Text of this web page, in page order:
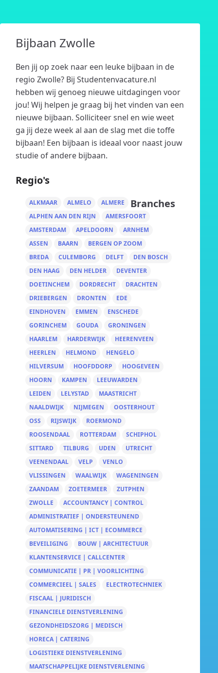
Bijbaan Zwolle
Ben jij op zoek naar een leuke bijbaan in de
regio Zwolle? Bij Studentenvacature.nl
hebben wij genoeg nieuwe uitdagingen voor
jou! Wij helpen je graag bij het vinden van een
nieuwe bijbaan. Solliciteer snel en wie weet
ga jij deze week al aan de slag met die toffe
bijbaan! Een bijbaan is ideaal voor naast jouw
studie of andere bijbaan.
Regio's
ALKMAAR ALMELO
ALMERE
ALPHEN AAN DEN RIJN
AMERSFOORT
AMSTERDAM
APELDOORN
ARNHEM
ASSEN
BAARN
BERGEN OP ZOOM
BREDA
CULEMBORG DELFT
DEN BOSCH
DEN HAAG
DEN HELDER
DEVENTER
DOETINCHEM
DORDRECHT
DRACHTEN
DRIEBERGEN
DRONTEN
EDE
EINDHOVEN
EMMEN
ENSCHEDE
GORINCHEM
GOUDA
GRONINGEN
HAARLEM
HARDERWIJK
HEERENVEEN
HEERLEN
HELMOND
HENGELO
HILVERSUM
HOOFDDORP
HOOGEVEEN
HOORN
KAMPEN
LEEUWARDEN
LEIDEN
LELYSTAD
MAASTRICHT
NAALDWIJK
NIJMEGEN
OOSTERHOUT
OSS
RIJSWIJK
ROERMOND
ROOSENDAAL
ROTTERDAM
SCHIPHOL
SITTARD
TILBURG UDEN
UTRECHT
VEENENDAAL
VELP
VENLO
VLISSINGEN
WAALWIJK
WAGENINGEN
ZAANDAM
ZOETERMEER
ZUTPHEN
ZWOLLE
Branches
ACCOUNTANCY | CONTROL
ADMINISTRATIEF | ONDERSTEUNEND
AUTOMATISERING | ICT | ECOMMERCE
BEVEILIGING
BOUW | ARCHITECTUUR
KLANTENSERVICE | CALLCENTER
COMMUNICATIE | PR | VOORLICHTING
COMMERCIEEL | SALES
ELECTROTECHNIEK
FISCAAL | JURIDISCH
FINANCIELE DIENSTVERLENING
GEZONDHEIDSZORG | MEDISCH
HORECA | CATERING
LOGISTIEKE DIENSTVERLENING
MAATSCHAPPELIJKE DIENSTVERLENING